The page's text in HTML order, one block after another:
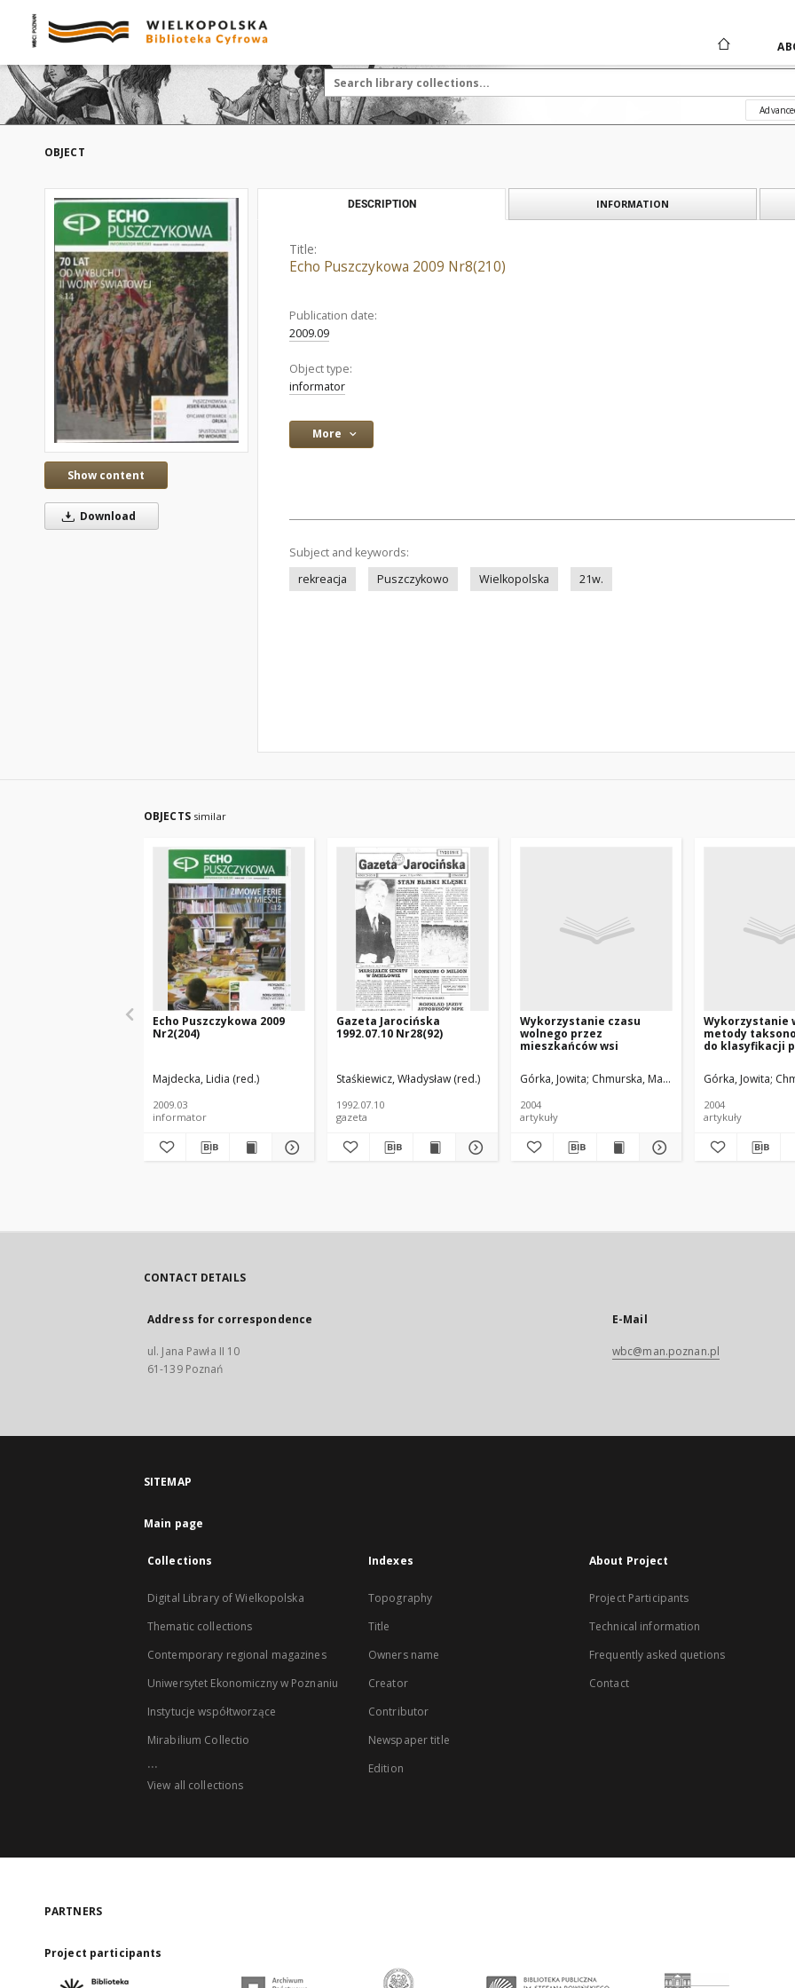
OBJECT
Show content
Download
DESCRIPTION INFORMATION
Title:
Echo Puszczykowa 2009 Nr8(210)
Publication date:
2009.09
Object type:
informator
More
Subject and keywords:
rekreacja
Puszczykowo Wielkopolska 21w.
OBJECTS similar
Echo Puszczykowa 2009
Nr2(204)
Majdecka, Lidia (red.)
2009.03
informator
Gazeta Jarocińska
1992.07.10 Nr28(92)
Staśkiewicz, Władysław (red.)
1992.07.10
gazeta
Wykorzystanie czasu
wolnego przez
mieszkańców wsi
Górka, Jowita Chmurska, Magdalena
2004
artykuły
Wykorzystanie
metody
do klasyfikacji
wielkopolskiego
podstawie
rekreacyjnych
Górka, Jowita
2004
artykuły
CONTACT DETAILS
Address for correspondence
ul. Jana Pawła II 10
61-139 Poznań
E-Mail
wbc@man.poznan.pl
SITEMAP
Main page
Collections
Digital Library of Wielkopolska
Thematic collections
Contemporary regional magazines
Uniwersytet Ekonomiczny w Poznaniu
Instytucje współtworzące
Mirabilium Collectio
...
View all collections
Indexes
Topography
Title
Owners name
Creator
Contributor
Newspaper title
Edition
About Project
Project Participants
Technical information
Frequently asked quetions
Contact
PARTNERS
Project participants